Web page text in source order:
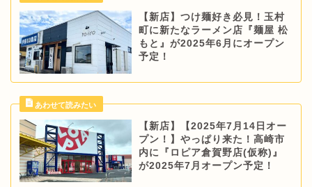
【新店】つけ麺好き必見！玉村
町に新たなラーメン店『麺屋 松
もと』が2025年6月にオープン
予定！
【新店】【2025年7月14日オー
プン！】やっぱり来た！高崎市
内に『ロピア倉賀野店(仮称)』
が2025年7月オープン予定！